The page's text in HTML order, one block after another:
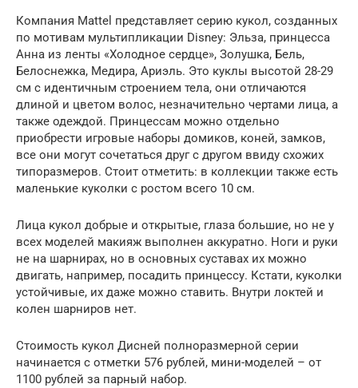
Компания Mattel представляет серию кукол, созданных
по мотивам мультипликации Disney: Эльза, принцесса
Анна из ленты «Холодное сердце», Золушка, Бель,
Белоснежка, Медира, Ариэль. Это куклы высотой 28-29
см с идентичным строением тела, они отличаются
длиной и цветом волос, незначительно чертами лица, а
также одеждой. Принцессам можно отдельно
приобрести игровые наборы домиков, коней, замков,
все они могут сочетаться друг с другом ввиду схожих
типоразмеров. Стоит отметить: в коллекции также есть
маленькие куколки с ростом всего 10 см.
Лица кукол добрые и открытые, глаза большие, но не у
всех моделей макияж выполнен аккуратно. Ноги и руки
не на шарнирах, но в основных суставах их можно
двигать, например, посадить принцессу. Кстати, куколки
устойчивые, их даже можно ставить. Внутри локтей и
колен шарниров нет.
Стоимость кукол Дисней полноразмерной серии
начинается с отметки 576 рублей, мини-моделей – от
1100 рублей за парный набор.